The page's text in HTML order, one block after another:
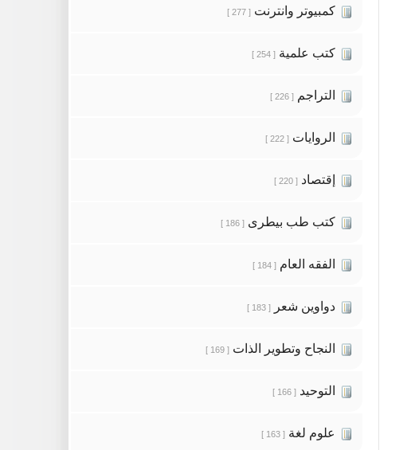
كمبيوتر وانترنت [ 277 ]
كتب علمية [ 254 ]
التراجم [ 226 ]
الروايات [ 222 ]
إقتصاد [ 220 ]
كتب طب بيطرى [ 186 ]
الفقه العام [ 184 ]
دواوين شعر [ 183 ]
النجاح وتطوير الذات [ 169 ]
التوحيد [ 166 ]
علوم لغة [ 163 ]